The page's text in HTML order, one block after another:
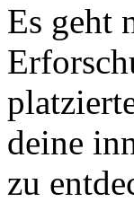
Es geht
deine
zu